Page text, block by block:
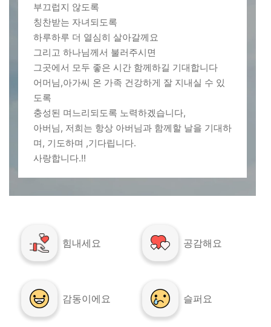
부끄럽지 않도록
칭찬받는 자녀되도록
하루하루 더 열심히 살아갈께요
그리고 하나님께서 불러주시면
그곳에서 모두 좋은 시간 함께하길 기대합니다
어머님,아가씨 온 가족 건강하게 잘 지내실 수 있
도록
충성된 며느리되도록 노력하겠습니다,
아버님, 저희는 항상 아버님과 함께할 날을 기대하
며, 기도하며 ,기다립니다.
사랑합니다.!!
힘내세요 공감해요
감동이에요 슬퍼요